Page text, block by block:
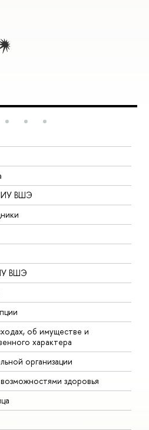
ВШЭ
ВШЭ
об имуществе и
характера
организации
здоровья